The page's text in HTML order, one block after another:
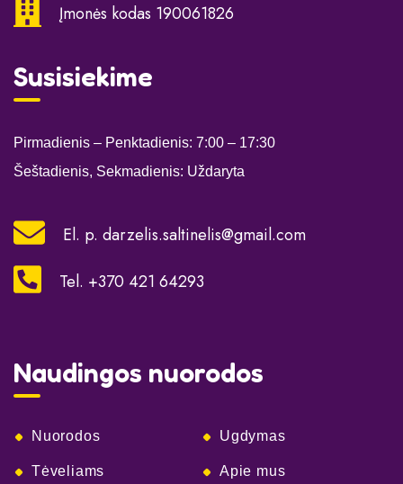
Įmonės kodas 190061826
Susisiekime
Pirmadienis – Penktadienis: 7:00 – 17:30
Šeštadienis, Sekmadienis: Uždaryta
El. p. darzelis.saltinelis@gmail.com
Tel. +370 421 64293
Naudingos nuorodos
Nuorodos Ugdymas
Tėveliams Apie mus